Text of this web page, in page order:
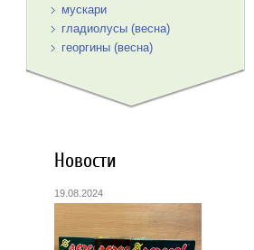
мускари
гладиолусы (весна)
георгины (весна)
Новости
19.08.2024